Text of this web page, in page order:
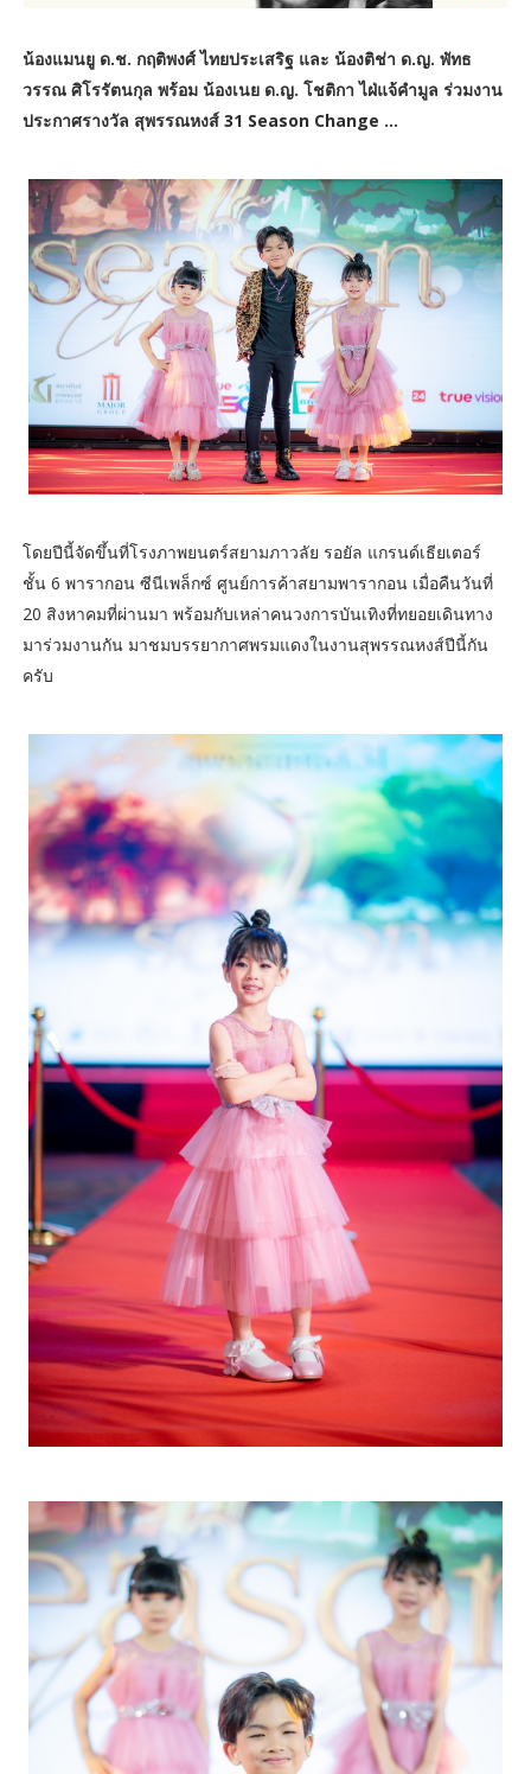
น้องแมนยู ด.ช. กฤติพงศ์ ไทยประเสริฐ และ น้องติช่า ด.ญ. พัทธ
วรรณ ศิโรรัตนกุล พร้อม น้องเนย ด.ญ. โชติกา ไฝ่แจ้คำมูล ร่วมงาน
ประกาศรางวัล สุพรรณหงส์ 31 Season Change …
โดยปีนี้จัดขึ้นที่โรงภาพยนตร์สยามภาวลัย รอยัล แกรนด์เธียเตอร์
ชั้น 6 พารากอน ซีนีเพล็กซ์ ศูนย์การค้าสยามพารากอน เมื่อคืนวันที่
20 สิงหาคมที่ผ่านมา พร้อมกับเหล่าคนวงการบันเทิงที่ทยอยเดินทาง
มาร่วมงานกัน มาชมบรรยากาศพรมแดงในงานสุพรรณหงส์ปีนี้กัน
ครับ